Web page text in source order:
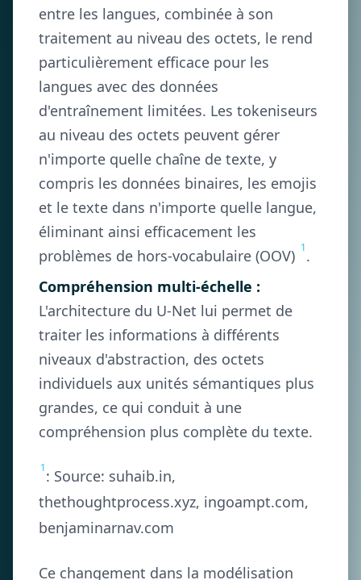
entre les langues, combinée à son
traitement au niveau des octets, le rend
particulièrement efficace pour les
langues avec des données
d'entraînement limitées. Les tokeniseurs
au niveau des octets peuvent gérer
n'importe quelle chaîne de texte, y
compris les données binaires, les emojis
et le texte dans n'importe quelle langue,
éliminant ainsi efficacement les
problèmes de hors-vocabulaire (OOV) 1.
Compréhension multi-échelle :
L'architecture du U-Net lui permet de
traiter les informations à différents
niveaux d'abstraction, des octets
individuels aux unités sémantiques plus
grandes, ce qui conduit à une
compréhension plus complète du texte.
1: Source: suhaib.in,
thethoughtprocess.xyz, ingoampt.com,
benjaminarnav.com
Ce changement dans la modélisation